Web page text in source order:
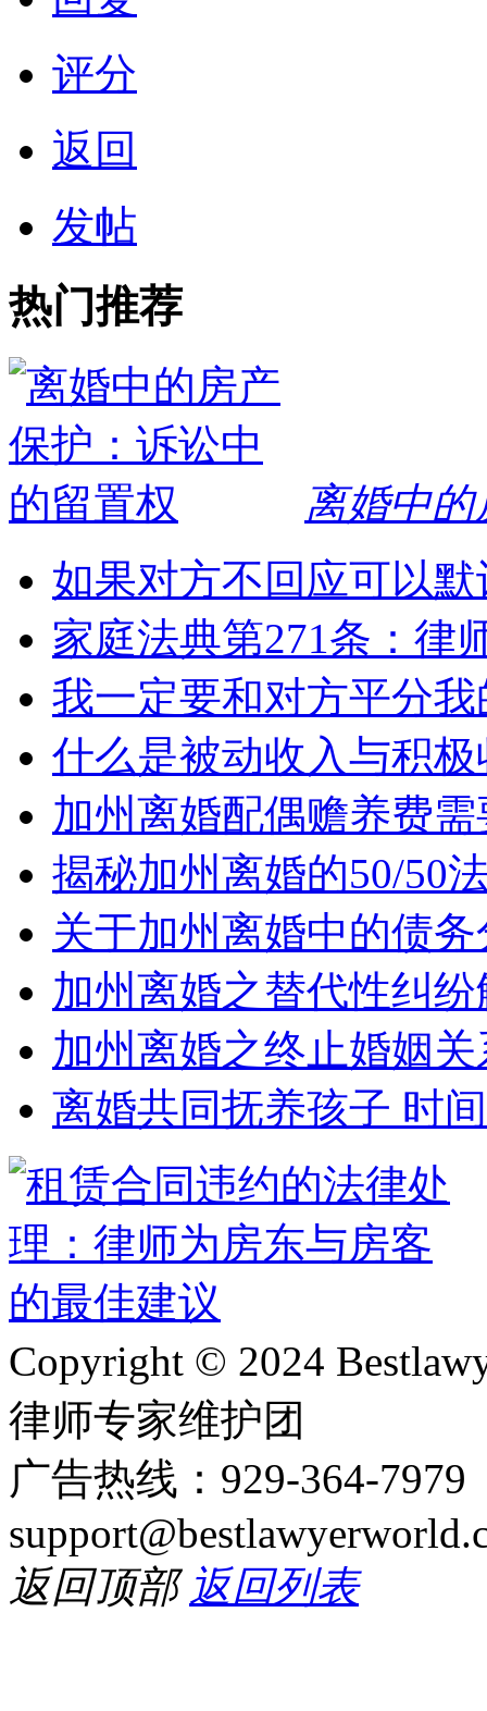
评分
返回
发帖
热门推荐
离婚中
如果对方不回应可以
家庭法典第271条：律
我一定要和对方平分
什么是被动收入与积
加州离婚配偶赡养费
揭秘加州离婚的50/50
关于加州离婚中的债
加州离婚之替代性纠
加州离婚之终止婚姻关
离婚共同抚养孩子 时
Copyright © 2024
律师专家维护团
广告热线：929-364-
返回顶部 返回列表